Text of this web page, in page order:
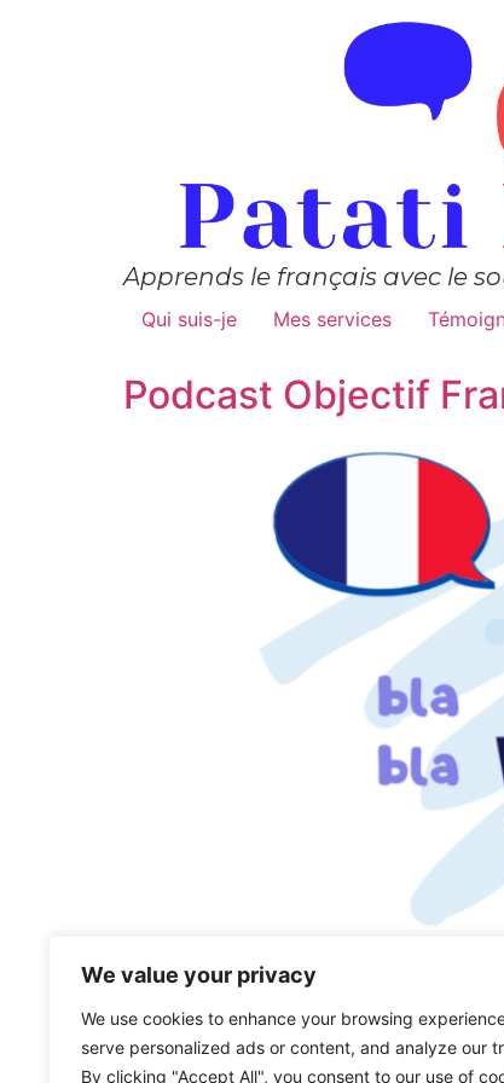
We value your privacy
We use cookies to enhance your browsing
serve personalized ads or content, and analyze our
By clicking "Accept All", you consent to our use of
Apprends le français avec le
Qui suis-je Mes services
Podcast Objectif
Podcast Objectif Français, épisode 2: